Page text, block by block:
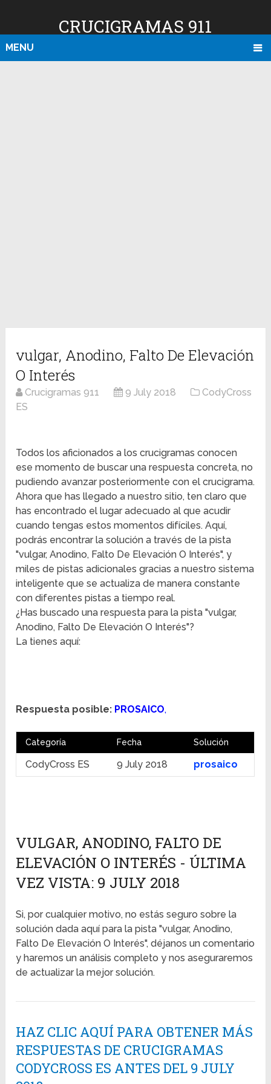
CRUCIGRAMAS 911
MENU
vulgar, Anodino, Falto De Elevación
O Interés
Crucigramas 911 9 July 2018
CodyCross
ES
Todos los aficionados a los crucigramas conocen
ese momento de buscar una respuesta concreta, no
pudiendo avanzar posteriormente con el crucigrama.
Ahora que has llegado a nuestro sitio, ten claro que
has encontrado el lugar adecuado al que acudir
cuando tengas estos momentos difíciles. Aquí,
podrás encontrar la solución a través de la pista
"vulgar, Anodino, Falto De Elevación O Interés", y
miles de pistas adicionales gracias a nuestro sistema
inteligente que se actualiza de manera constante
con diferentes pistas a tiempo real.
¿Has buscado una respuesta para la pista "vulgar,
Anodino, Falto De Elevación O Interés"?
La tienes aquí:
Respuesta posible: PROSAICO,
Categoría Fecha Solución
CodyCross ES 9 July 2018 prosaico
VULGAR, ANODINO, FALTO DE
ELEVACIÓN O INTERÉS - ÚLTIMA
VEZ VISTA: 9 JULY 2018
Si, por cualquier motivo, no estás seguro sobre la
solución dada aquí para la pista "vulgar, Anodino,
Falto De Elevación O Interés", déjanos un comentario
y haremos un análisis completo y nos aseguraremos
de actualizar la mejor solución.
HAZ CLIC AQUÍ PARA OBTENER MÁS
RESPUESTAS DE CRUCIGRAMAS
CODYCROSS ES ANTES DEL 9 JULY